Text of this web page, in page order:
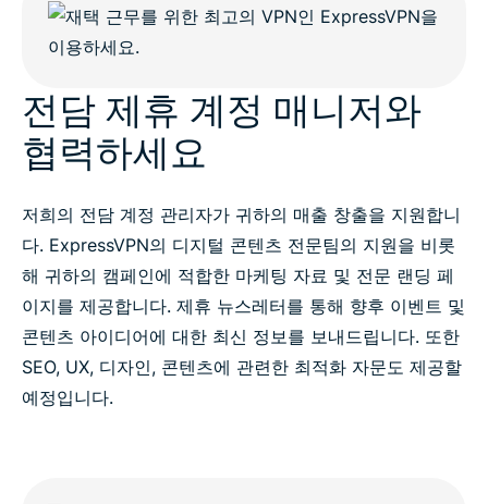
전담 제휴 계정 매니저와
협력하세요
저희의 전담 계정 관리자가 귀하의 매출 창출을 지원합니
다. ExpressVPN의 디지털 콘텐츠 전문팀의 지원을 비롯
해 귀하의 캠페인에 적합한 마케팅 자료 및 전문 랜딩 페
이지를 제공합니다. 제휴 뉴스레터를 통해 향후 이벤트 및
콘텐츠 아이디어에 대한 최신 정보를 보내드립니다. 또한
SEO, UX, 디자인, 콘텐츠에 관련한 최적화 자문도 제공할
예정입니다.